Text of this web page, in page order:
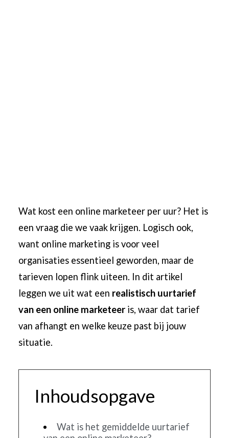
Wat kost een online marketeer per uur? Het is
een vraag die we vaak krijgen. Logisch ook,
want online marketing is voor veel
organisaties essentieel geworden, maar de
tarieven lopen flink uiteen. In dit artikel
leggen we uit wat een realistisch uurtarief
van een online marketeer is, waar dat tarief
van afhangt en welke keuze past bij jouw
situatie.
Inhoudsopgave
Wat is het gemiddelde uurtarief